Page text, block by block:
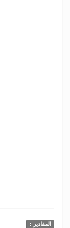
المقادير :